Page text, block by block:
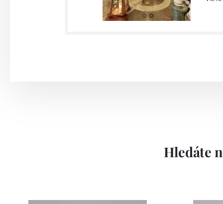
jako druhá nejstarší továrna v
nově vybudovaných prostor, ve
a.s. včetně ochranné známky a
Hledáte